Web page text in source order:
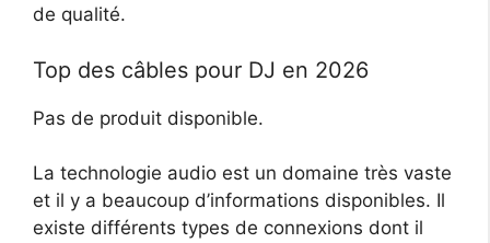
de qualité.
Top des câbles pour DJ en 2026
Pas de produit disponible.
La technologie audio est un domaine très vaste
et il y a beaucoup d’informations disponibles. Il
existe différents types de connexions dont il